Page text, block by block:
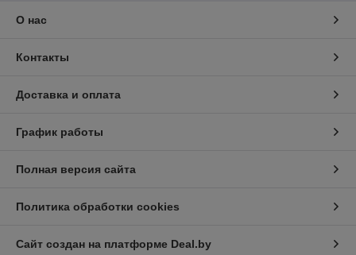
О нас
Контакты
Доставка и оплата
График работы
Полная версия сайта
Политика обработки cookies
Сайт создан на платформе Deal.by